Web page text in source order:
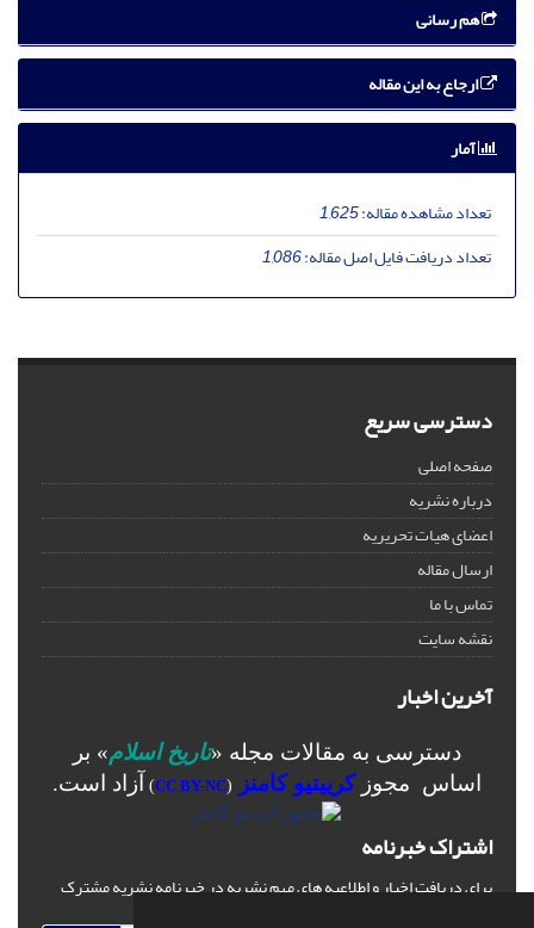
هم رسانی
ارجاع به این مقاله
آمار
تعداد مشاهده مقاله:1,625
تعداد دریافت فایل اصل مقاله:1,086
دسترسی سریع
صفحه اصلی
درباره نشریه
اعضای هیات تحریریه
ارسال مقاله
تماس با ما
نقشه سایت
آخرین اخبار
دسترسی به مقالات مجله «تاریخ اسلام» بر
اساس مجوزکرییتیو کامنز (
CC BY-NC
) آزاد است.
اشتراک خبرنامه
برای دریافت اخبار و اطلاعیه های مهم نشریه در خبرنامه نشریه مشترک